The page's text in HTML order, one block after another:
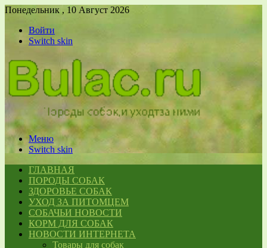
Понедельник , 10 Август 2026
Войти
Switch skin
Меню
Switch skin
ГЛАВНАЯ
ПОРОДЫ СОБАК
ЗДОРОВЬЕ СОБАК
УХОД ЗА ПИТОМЦЕМ
СОБАЧЬИ НОВОСТИ
КОРМ ДЛЯ СОБАК
НОВОСТИ ИНТЕРНЕТА
Товары для собак